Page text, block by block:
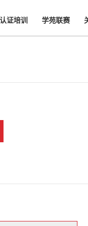
证培训 学苑联赛